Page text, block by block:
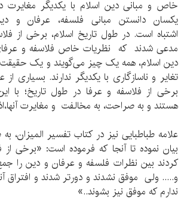
خاص و مبانی دین اسلام با یکدیگر مغایرت
یکسان دانستن مبانی فلسفه، عرفان و
اشتباه است. در طول تاریخ اسلام، برخی از
مدعی شدند که نظریات خاص فلاسفه و
دین اسلام، همه یک چیز می‌گویند و یک حقیقت
تغایر و ناسازگاری با یکدیگر ندارند. بسیاری
برخی از فلاسفه و عرفا در طول تاریخ؛ با
هستند و به صراحت، به مخالفت و مغایرت
علامه طباطبایی نیز در کتاب تفسیر المیزان،
بیان نموده تا آنجا که فرموده است: «برخی
کردند بین نظرات فلسفه و عرفان و دین را جمع
و..... ولی موفق نشدند و دورتر شدند و افتراق
ندارم که موفق نیز بشوند..»